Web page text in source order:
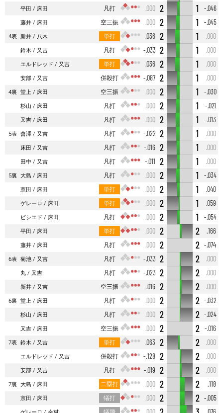
平田 床田 凡打 .000 2 1
-.046
藤井
床田 空三振 .000 2 1
-.045
4表 新井 八木 単打 .036 2 1
.000
鈴木
又吉 凡打 -.033 2 1
.000
エルドレッド
又吉 単打 .036 2 1
.000
安部
又吉 併殺打 -.087 2 1
.000
4裏 堂上 床田 空三振 .000 2 1
-.030
杉山
床田 凡打 .000 2 1
-.021
又吉
床田 凡打 .000 2 1
-.013
5表 會澤 又吉 凡打 -.022 2 1
.000
床田
又吉 凡打 -.016 2 1
.000
田中
又吉 凡打 -.011 2 1
.000
5裏 大島 床田 凡打 .000 2 1
-.034
京田
床田 単打 .000 2 1
.040
ゲレーロ
床田 単打 .000 2 1
.059
ビシエド
床田 凡打 .000 2 1
-.054
平田
床田 単打 .000 2 2
.166
藤井
床田 凡打 .000 2 2 -.074
6表 菊池 又吉 凡打 -.033 2 2
.000
丸
又吉 凡打 -.023 2 2
.000
新井
又吉 空三振 -.016 2 2
.000
6裏 堂上 床田 凡打 .000 2 2 -.032
杉山
床田 凡打 .000 2 2 -.024
又吉
床田 空三振 .000 2 2
-.016
7表 鈴木 又吉 単打 .063 2 2
.000
エルドレッド
又吉 併殺打 -.128 2 2
.000
安部
又吉 凡打 -.019 2 2
.000
7裏 大島 床田 二塁打 .000 2 2
.118
京田
床田 犠打 .000 2 2 -.005